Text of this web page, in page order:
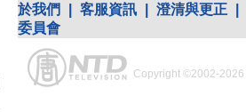
於我們
客服資訊 澄清與更正
委員會
Copyright ©2002-2026